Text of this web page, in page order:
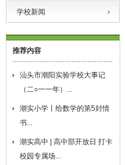
学校新闻
推荐内容
汕头市潮阳实验学校大事记
（二○一一年） ...
潮实小学丨给数学的第5封情
书...
潮实高中 | 高中部开放日 打卡
校园专属场...